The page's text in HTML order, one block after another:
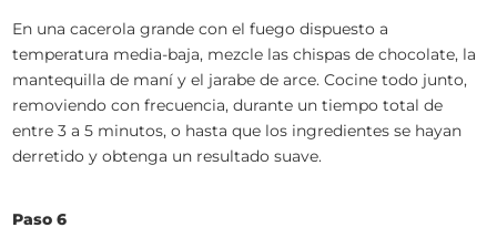
En una cacerola grande con el fuego dispuesto a
temperatura media-baja, mezcle las chispas de chocolate, la
mantequilla de maní y el jarabe de arce. Cocine todo junto,
removiendo con frecuencia, durante un tiempo total de
entre 3 a 5 minutos, o hasta que los ingredientes se hayan
derretido y obtenga un resultado suave.
Paso 6